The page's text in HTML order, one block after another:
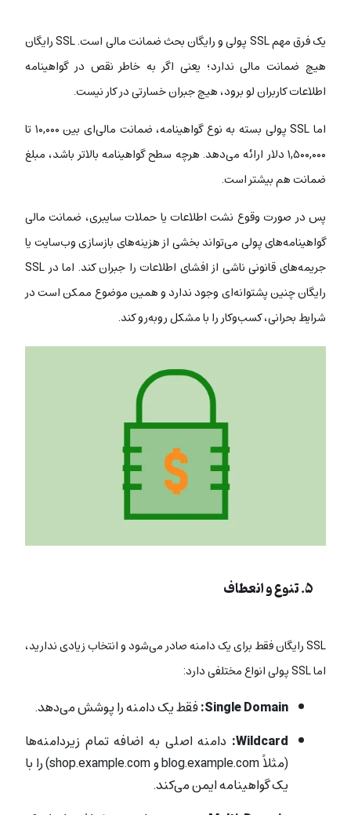
یک فرق مهم SSL پولی و رایگان بحث ضمانت مالی است. SSL رایگان
هیچ ضمانت مالی ندارد؛ یعنی اگر به خاطر نقص در گواهینامه
اطلاعات کاربران لو برود، هیچ جبران خسارتی در کار نیست.
اما SSL پولی بسته به نوع گواهینامه، ضمانت مالی‌ای بین ۱۰,۰۰۰ تا
۱,۵۰۰,۰۰۰ دلار ارائه می‌دهد. هرچه سطح گواهینامه بالاتر باشد، مبلغ
ضمانت هم بیشتر است.
پس در صورت وقوع نشت اطلاعات یا حملات سایبری، ضمانت مالی
گواهینامه‌های پولی می‌تواند بخشی از هزینه‌های بازسازی وب‌سایت یا
جریمه‌های قانونی ناشی از افشای اطلاعات را جبران کند. اما در SSL
رایگان چنین پشتوانه‌ای وجود ندارد و همین موضوع ممکن است در
شرایط بحرانی، کسب‌وکار را با مشکل روبه‌رو کند.
۵. تنوع و انعطاف
SSL رایگان
فقط برای یک دامنه صادر می‌شود و انتخاب زیادی ندارید،
اماSSL پولی انواع مختلفی دارد:
Single Domain: فقط یک دامنه را پوشش می‌دهد.
Wildcard: دامنه اصلی به اضافه تمام زیردامنه‌ها
(مثلاً blog.example.com و shop.example.com) را با
یک گواهینامه ایمن می‌کند.